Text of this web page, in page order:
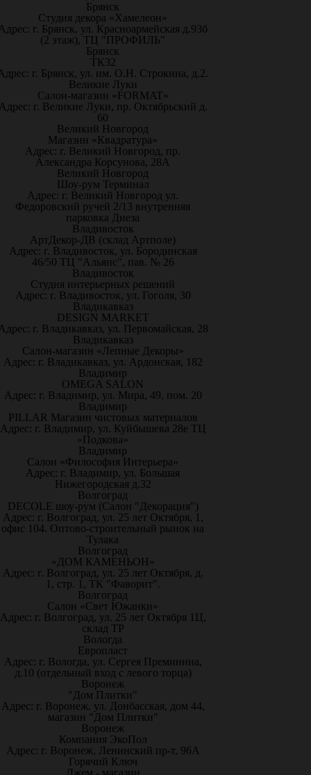
Брянск
Студия декора «Хамелеон»
г. Брянск, ул. Красноармейская д.93б
(2 этаж), ТЦ "ПРОФИЛЬ"
Брянск
ТК32
г. Брянск, ул. им. О.Н. Строкина, д.2.
Великие Луки
Салон-магазин «FORMAT»
г. Великие Луки, пр. Октябрьский д.
60
Великий Новгород
Магазин «Квадратура»
Адрес: г. Великий Новгород, пр.
Александра Корсунова, 28А
Великий Новгород
Шоу-рум Терминал
Адрес: г. Великий Новгород ул.
Федоровский ручей 2/13 внутренняя
парковка Диеза
Владивосток
АртДекор-ДВ (склад Артполе)
Адрес: г. Владивосток, ул. Бородинская
46/50 ТЦ "Альянс", пав. № 26
Владивосток
Студия интерьерных решений
Адрес: г. Владивосток, ул. Гоголя, 30
Владикавказ
DESIGN MARKET
г. Владикавказ, ул. Первомайская, 28
Владикавказ
Салон-магазин «Лепные Декоры»
Адрес: г. Владикавказ, ул. Ардонская, 182
Владимир
OMEGA SALON
Адрес: г. Владимир, ул. Мира, 49, пом. 20
Владимир
PILLAR Магазин чистовых материалов
Адрес: г. Владимир, ул. Куйбышева 28е ТЦ
«Подкова»
Владимир
Салон «Философия Интерьера»
Адрес: г. Владимир, ул. Большая
Нижегородская д.32
Волгоград
DECOLE шоу-рум (Салон "Декорация")
Адрес: г. Волгоград, ул. 25 лет Октября, 1,
офис 104. Оптово-строительный рынок на
Тулака
Волгоград
«ДОМ КАМЕНЬОН»
Адрес: г. Волгоград, ул. 25 лет Октября, д.
1, стр. 1, ТК "Фаворит".
Волгоград
Салон «Свет Южанки»
Адрес: г. Волгоград, ул. 25 лет Октября 1Ц,
склад ТР
Вологда
Европласт
Адрес: г. Вологда, ул. Сергея Преминина,
д.10 (отдельный вход с левого торца)
Воронеж
"Дом Плитки"
Адрес: г. Воронеж. ул. Донбасская, дом 44,
магазин "Дом Плитки"
Воронеж
Компания ЭкоПол
Адрес: г. Воронеж, Ленинский пр-т, 96А
Горячий Ключ
Джем - магазин